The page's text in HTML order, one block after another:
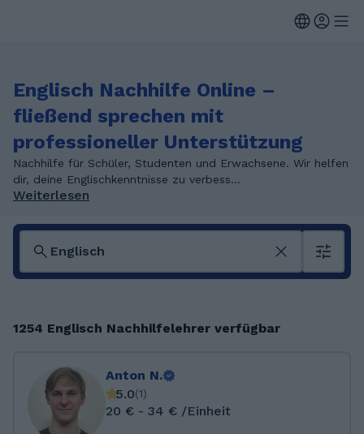
Englisch Nachhilfe Online –
fließend sprechen mit
professioneller Unterstützung
Nachhilfe für Schüler, Studenten und Erwachsene. Wir helfen
dir, deine Englischkenntnisse zu verbess...
Weiterlesen
1254 Englisch Nachhilfelehrer verfügbar
Anton N.
5.0(1)
20 € - 34 € /Einheit